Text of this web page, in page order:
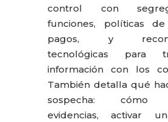
control con
funciones, políticas
pagos, y
tecnológicas para
información con los
También detalla qué
sospecha: cómo
evidencias, activar